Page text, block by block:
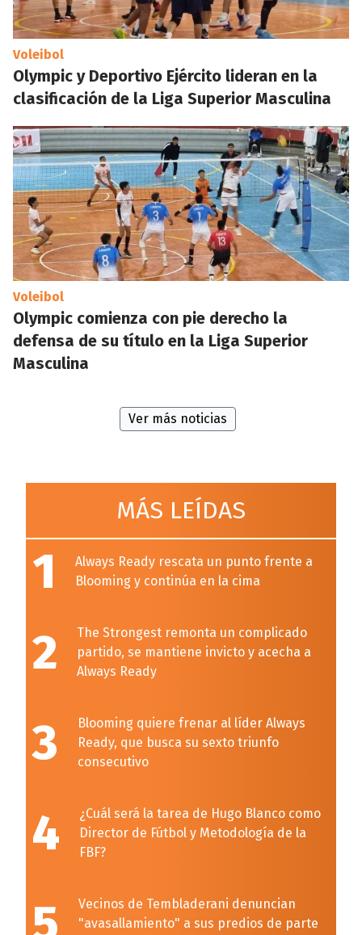
Voleibol
Olympic y Deportivo Ejército lideran en la
clasificación de la Liga Superior Masculina
Voleibol
Olympic comienza con pie derecho la
defensa de su título en la Liga Superior
Masculina
Ver más noticias
MÁS LEÍDAS
1
Always Ready rescata un punto frente a
Blooming y continúa en la cima
2
The Strongest remonta un complicado
partido, se mantiene invicto y acecha a
Always Ready
3
Blooming quiere frenar al líder Always
Ready, que busca su sexto triunfo
consecutivo
4
¿Cuál será la tarea de Hugo Blanco como
Director de Fútbol y Metodología de la
FBF?
Vecinos de Tembladerani denuncian
"avasallamiento" a sus predios de parte